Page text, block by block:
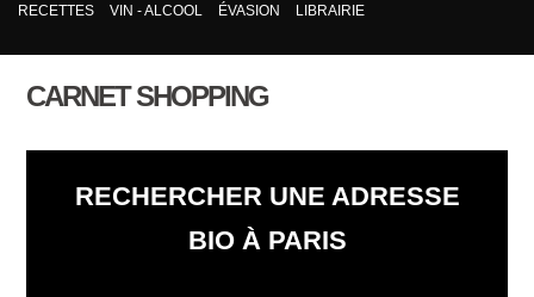
RECETTES VIN - ALCOOL ÉVASION LIBRAIRIE
CARNET SHOPPING
RECHERCHER UNE ADRESSE
BIO À PARIS